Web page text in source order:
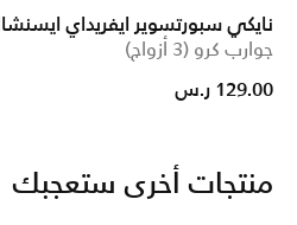
نايكي سبورتسوير ايفريداي
جوارب كرو (3 أزواج)
129.00 ر.س
منتجات أخرى ستعجبك